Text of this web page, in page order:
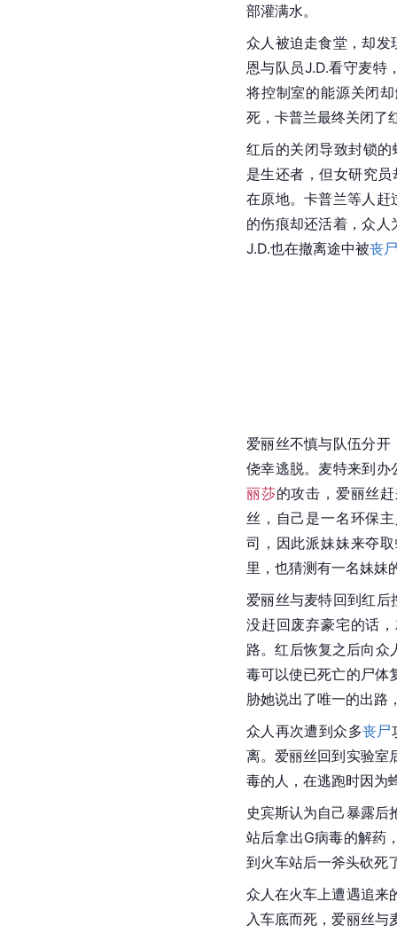
部灌满水。
众人被迫走食堂，却
恩与队员J.D.看守麦特
将控制室的能源关闭
死，卡普兰最终关闭了
红后的关闭导致封锁
是生还者，但女研究
在原地。卡普兰等人赶
的伤痕却还活着，众
J.D.也在撤离途中被丧尸
爱丽丝不慎与队伍分
侥幸逃脱。麦特来到办
丽莎的攻击， 爱丽丝
丝 ，自己是一名环保
司，因此派妹妹来夺
里，也猜测有一名妹妹
爱丽丝与麦特回到红
没赶回废弃豪宅的话
路。红后恢复之后向众
毒可以使已死亡的尸体
胁她说出了唯一的出路
众人再次遭到众多丧尸
离。爱丽丝回到实验室
毒的人，在逃跑时因为
史宾斯认为自己暴露后
站后拿出G病毒的解药
到火车站后一斧头砍死
众人在火车上遭遇追来
入车底而死，爱丽丝